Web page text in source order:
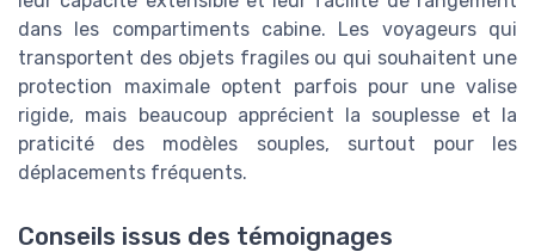
dans les compartiments cabine. Les voyageurs qui
transportent des objets fragiles ou qui souhaitent une
protection maximale optent parfois pour une valise
rigide, mais beaucoup apprécient la souplesse et la
praticité des modèles souples, surtout pour les
déplacements fréquents.
Conseils issus des témoignages